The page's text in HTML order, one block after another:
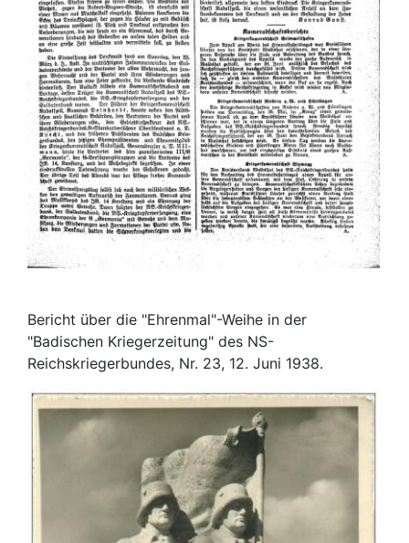
Bericht über die "Ehrenmal"-Weihe in der
"Badischen Kriegerzeitung" des NS-
Reichskriegerbundes, Nr. 23, 12. Juni 1938.